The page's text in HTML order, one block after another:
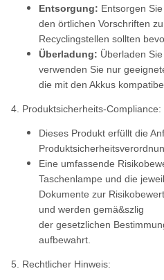
Entsorgung: Entsorgen
den örtlichen Vorschriften
Recyclingstellen sollten
Überladung: Überladen
verwenden Sie nur
die mit den Akkus
4. Produktsicherheits-Compliance:
Dieses Produkt erfüllt die
Eine umfassende
Taschenlampe und die
Dokumente zur
und werden gemä&szlig
der gesetzlichen
aufbewahrt.
5. Rechtlicher Hinweis: